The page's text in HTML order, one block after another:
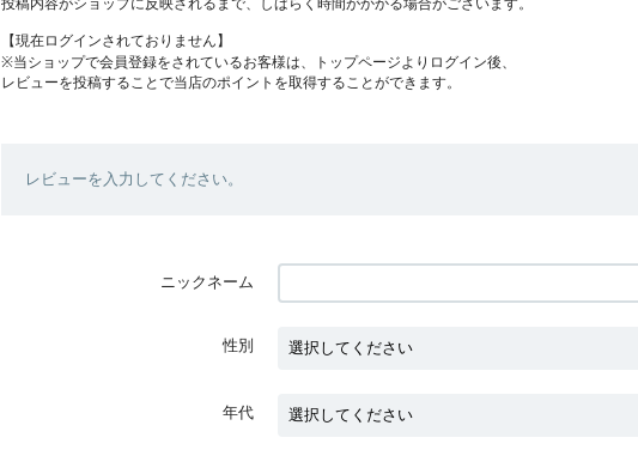
【現在ログインされておりません】
※当ショップで会員登録をされているお客様は、トップページよりログイン後、
レビューを投稿することで当店のポイントを取得することができます。
レビューを入力してください。
ニックネーム
性別
年代